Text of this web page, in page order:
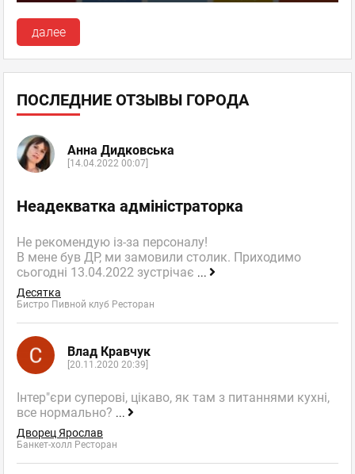
далее
ПОСЛЕДНИЕ ОТЗЫВЫ ГОРОДА
Анна Дидковська
[14.04.2022 00:07]
Неадекватка адміністраторка
Не рекомендую із-за персоналу!
В мене був ДР, ми замовили столик. Приходимо
сьогодні 13.04.2022 зустрічає ...
Десятка
Бистро Пивной клуб Ресторан
Влад Кравчук
[20.11.2020 20:39]
Інтер"єри суперові, цікаво, як там з питаннями кухні,
все нормально? ...
Дворец Ярослав
Банкет-холл Ресторан